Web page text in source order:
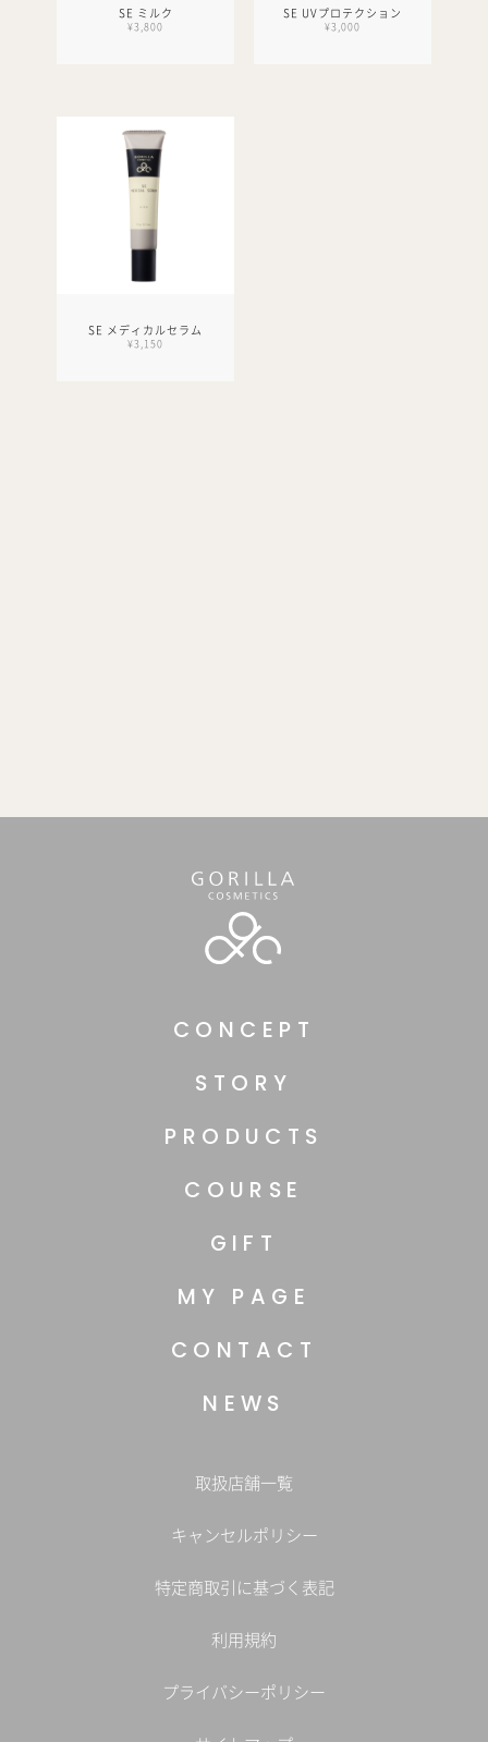
SE ミルク
¥3,800
SE UVプロテクション
¥3,000
SE メディカルセラム
¥3,150
CONCEPT
STORY
PRODUCTS
COURSE
GIFT
MY PAGE
CONTACT
NEWS
取扱店舗一覧
キャンセルポリシー
特定商取引に基づく表記
利用規約
プライバシーポリシー